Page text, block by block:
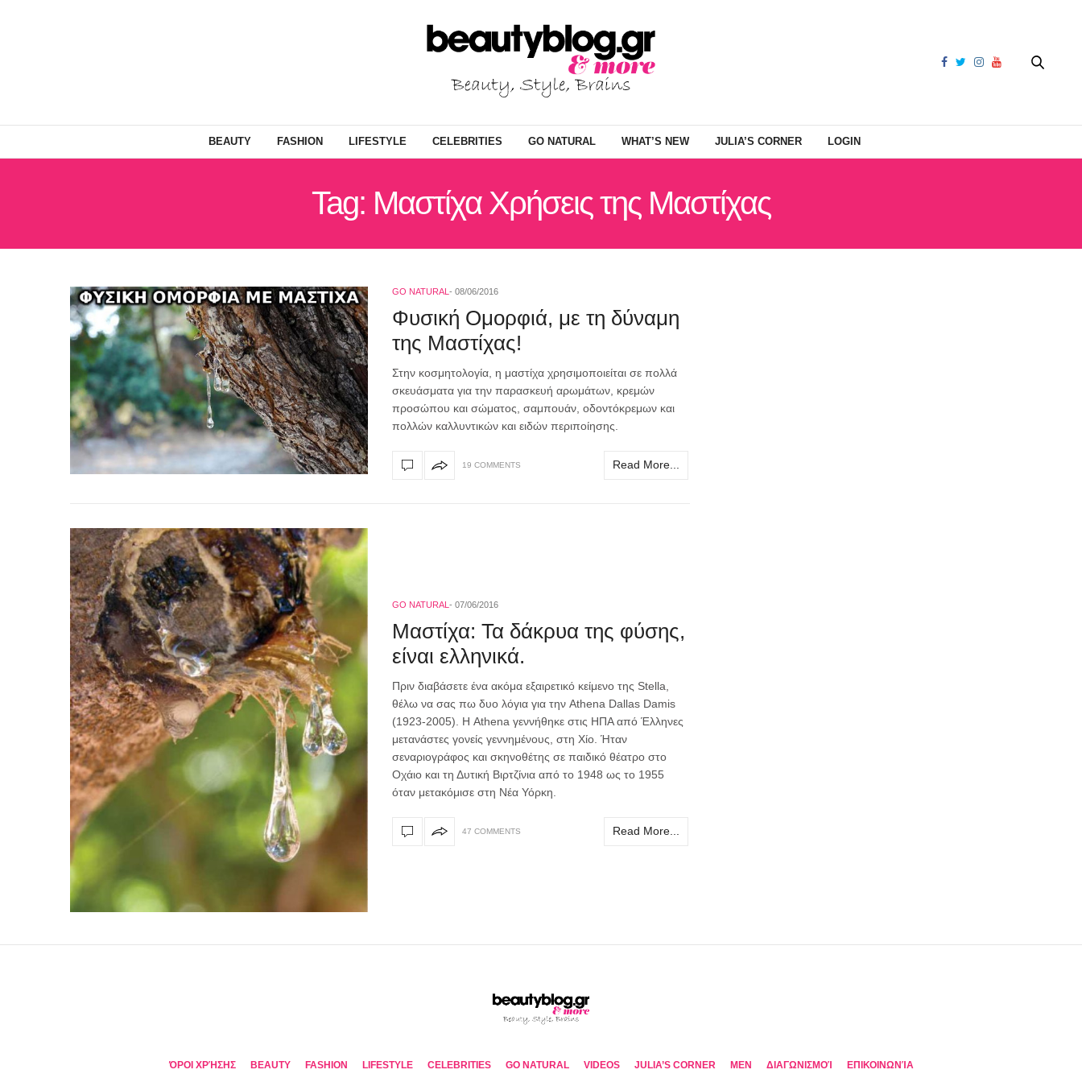
BEAUTY FASHION LIFESTYLE CELEBRITIES GO NATURAL WHAT’S NEW JULIA’S CORNER LOGIN
Tag: Μαστίχα Χρήσεις της Μαστίχας
GO NATURAL 08/06/2016
Φυσική Ομορφιά, με τη δύναμη
της Μαστίχας!
Στην κοσμητολογία, η μαστίχα χρησιμοποιείται σε πολλά
σκευάσματα για την παρασκευή αρωμάτων, κρεμών
προσώπου και σώματος, σαμπουάν, οδοντόκρεμων και
πολλών καλλυντικών και ειδών περιποίησης.
19 COMMENTS Read More...
GO NATURAL 07/06/2016
Μαστίχα: Τα δάκρυα της φύσης,
είναι ελληνικά.
Πριν διαβάσετε ένα ακόμα εξαιρετικό κείμενο της Stella,
θέλω να σας πω δυο λόγια για την Athena Dallas Damis
(1923-2005). H Αthena γεννήθηκε στις ΗΠΑ από Έλληνες
μετανάστες γονείς γεννημένους, στη Χίο. Ήταν
σεναριογράφος και σκηνοθέτης σε παιδικό θέατρο στο
Οχάιο και τη Δυτική Βιρτζίνια από το 1948 ως το 1955
όταν μετακόμισε στη Νέα Υόρκη.
47 COMMENTS Read More...
ΌΡΟΙ ΧΡΉΣΗΣ BEAUTY FASHION LIFESTYLE CELEBRITIES GO NATURAL VIDEOS JULIA’S CORNER MEN ΔΙΑΓΩΝΙΣΜΟΊ ΕΠΙΚΟΙΝΩΝΊΑ